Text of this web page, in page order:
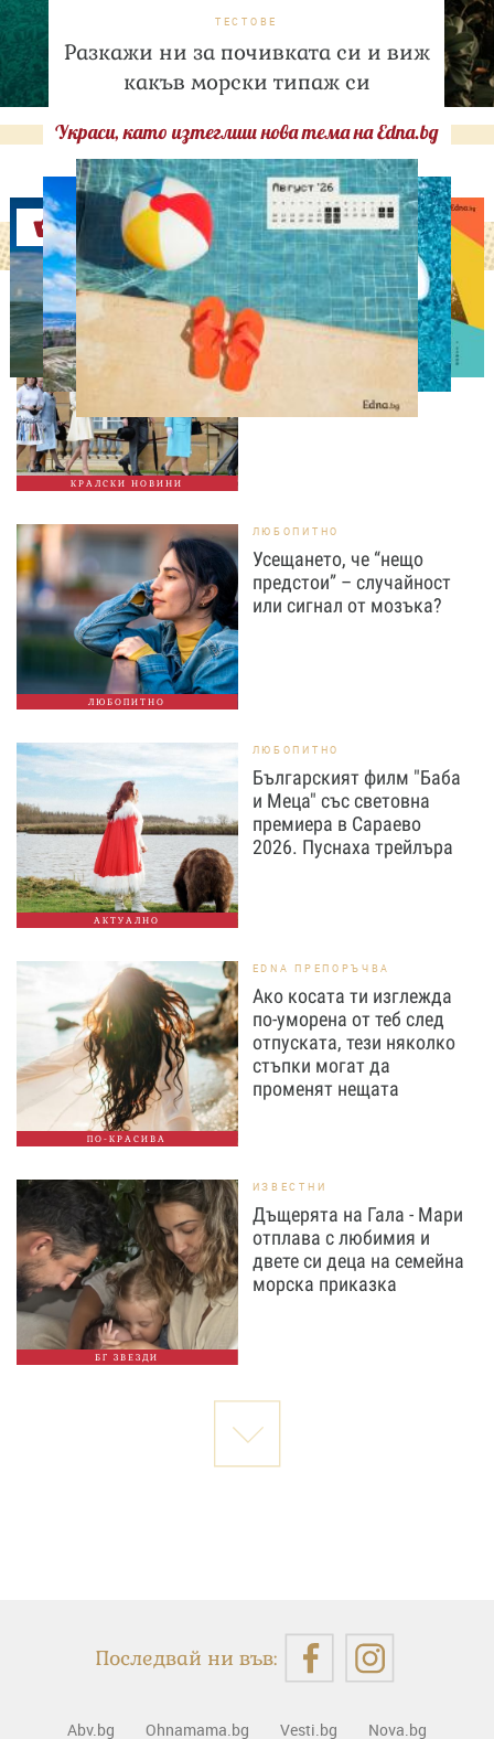
ТЕСТОВЕ
Разкажи ни за почивката си и виж
какъв морски типаж си
Украси, като изтеглиш нова тема на Edna.bg
Оферти
КРАЛСКИ НОВИНИ
СВОБОДНО ВРЕМЕ
Ново бебе в кралското
семейство
ЛЮБОПИТНО
ЛЮБОПИТНО
Усещането, че “нещо
предстои” – случайност
или сигнал от мозъка?
АКТУАЛНО
ЛЮБОПИТНО
Българският филм "Баба
и Меца" със световна
премиера в Сараево
2026. Пуснаха трейлъра
ПО-КРАСИВА
EDNA ПРЕПОРЪЧВА
Ако косата ти изглежда
по-уморена от теб след
отпуската, тези няколко
стъпки могат да
променят нещата
БГ ЗВЕЗДИ
ИЗВЕСТНИ
Дъщерята на Гала - Мари
отплава с любимия и
двете си деца на семейна
морска приказка
Последвай ни във:
Abv.bg Ohnamama.bg Vesti.bg Nova.bg